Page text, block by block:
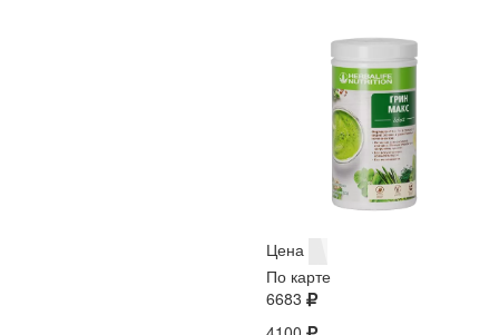
Цена
По карте
6683